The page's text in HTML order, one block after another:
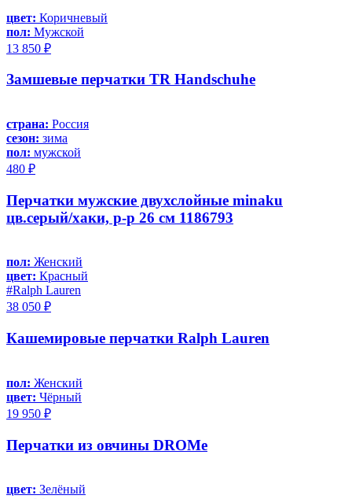
цвет: Коричневый
пол: Мужской
13 850 ₽
Замшевые перчатки TR Handschuhe
страна: Россия
сезон: зима
пол: мужской
480 ₽
Перчатки мужские двухслойные minaku
цв.серый/хаки, р-р 26 см 1186793
пол: Женский
цвет: Красный
#Ralph Lauren
38 050 ₽
Кашемировые перчатки Ralph Lauren
пол: Женский
цвет: Чёрный
19 950 ₽
Перчатки из овчины DROMe
цвет: Зелёный